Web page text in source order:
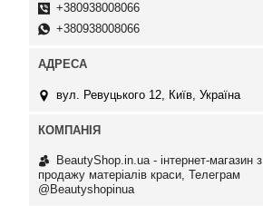
+380938008066
+380938008066
вул. Ревуцького 12, Київ, Україна
BeautyShop.in.ua - інтернет-магазин з
продажу матеріалів краси, Телеграм
@Beautyshopinua